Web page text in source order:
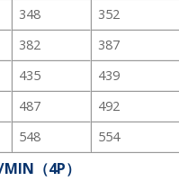
348
352
382
387
435
439
487
492
548 554
（4P）